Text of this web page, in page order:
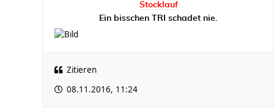
Stocklauf
Ein bisschen TRI schadet nie.
Zitieren
08.11.2016, 11:24